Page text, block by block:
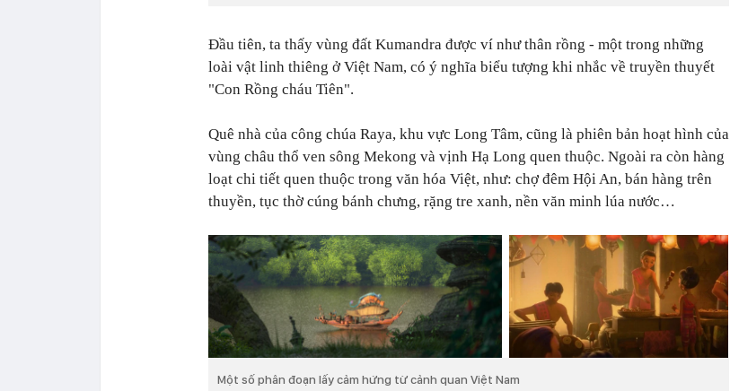
Đầu tiên, ta thấy vùng đất Kumandra được ví như thân rồng - một trong những
loài vật linh thiêng ở Việt Nam, có ý nghĩa biểu tượng khi nhắc về truyền thuyết
"Con Rồng cháu Tiên".
Quê nhà của công chúa Raya, khu vực Long Tâm, cũng là phiên bản hoạt hình của
vùng châu thổ ven sông Mekong và vịnh Hạ Long quen thuộc. Ngoài ra còn hàng
loạt chi tiết quen thuộc trong văn hóa Việt, như: chợ đêm Hội An, bán hàng trên
thuyền, tục thờ cúng bánh chưng, rặng tre xanh, nền văn minh lúa nước…
Một số phân đoạn lấy cảm hứng từ cảnh quan Việt Nam